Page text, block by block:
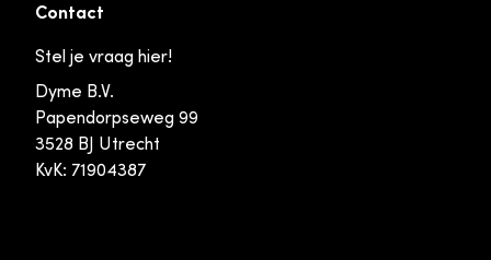
Contact
Stel je vraag hier!
Dyme B.V.
Papendorpseweg 99
3528 BJ Utrecht
KvK: 71904387